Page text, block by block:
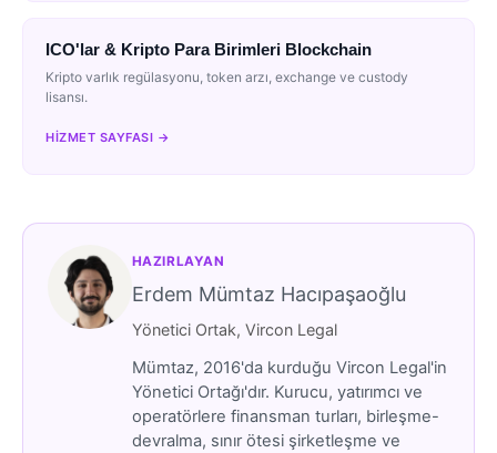
ICO'lar & Kripto Para Birimleri Blockchain
Kripto varlık regülasyonu, token arzı, exchange ve custody
lisansı.
HIZMET SAYFASI →
HAZIRLAYAN
Erdem Mümtaz Hacıpaşaoğlu
Yönetici Ortak, Vircon Legal
Mümtaz, 2016'da kurduğu Vircon Legal'in
Yönetici Ortağı'dır. Kurucu, yatırımcı ve
operatörlere finansman turları, birleşme-
devralma, sınır ötesi şirketleşme ve